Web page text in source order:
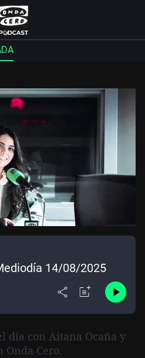
14/08/2025
día con Aitana Ocaña y
Onda Cero.